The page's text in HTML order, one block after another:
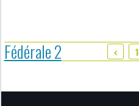
Fédérale 2 1